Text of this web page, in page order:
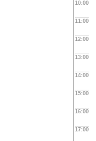
10:00
11:00
12:00
13:00
14:00
15:00
16:00
17:00